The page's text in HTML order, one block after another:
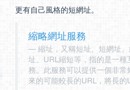
更有自己風格的短網址。
縮略網址服務
縮址，又稱短址、短網址
址、URL縮短等，指的是一種
務。此服務可以提供一個非常
來的可能較長的URL，將長的